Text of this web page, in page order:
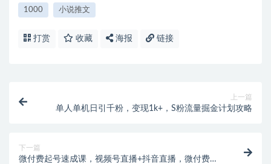
1000 小说推文
打赏 收藏 海报 链接
上一篇
单人单机日引千粉，变现1k+，S粉流量掘金计划攻略
下一篇
微付费起号速成课，视频号直播+抖音直播，微付费起